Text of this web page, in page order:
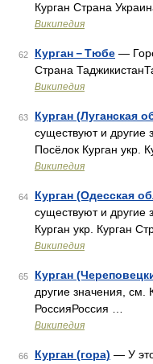
Курган Страна
Википедия
62 Курган－Тюбе —
Страна
Википедия
63 Курган (Луганская
существуют и другие
Посёлок Курган укр.
Википедия
64 Курган (Одесская
существуют и другие
Курган укр. Курган
Википедия
65 Курган
другие значения, см.
РоссияРоссия …
Википедия
66 Курган (гора) — У